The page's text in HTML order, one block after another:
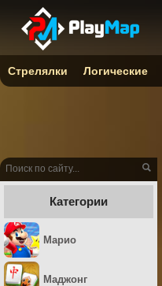
Категории
Марио
Маджонг
Стрелялки Логические